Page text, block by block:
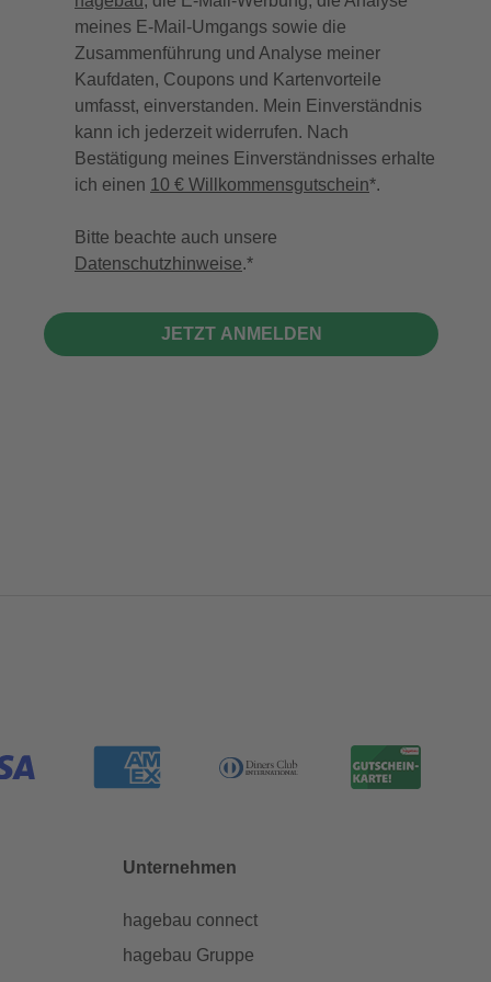
meines E-Mail-Umgangs sowie die
Zusammenführung und Analyse meiner
Kaufdaten, Coupons und Kartenvorteile
umfasst, einverstanden. Mein Einverständnis
kann ich jederzeit widerrufen. Nach
Bestätigung meines Einverständnisses erhalte
ich einen 10 € Willkommensgutschein*.
Bitte beachte auch unsere
Datenschutzhinweise.
JETZT ANMELDEN
Unternehmen
hagebau connect
hagebau Gruppe